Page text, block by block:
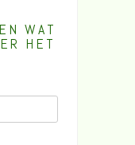
WAT
HET